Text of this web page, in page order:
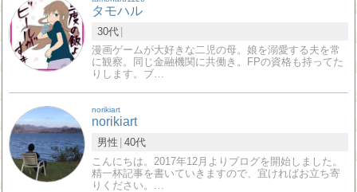
タモハル
30代
漫画ゲームが大好きな二児の母。娘を溺愛する夫を常
に観察。同じ金融機関に共働き。FPの資格も持ってた
りします。ブ…
norikiart
norikiart
男性 40代
こんにちは。2017年12月よりブログを開始しました。
精一杯記事を書いていきますので、宜ければお立ち寄
りください。…